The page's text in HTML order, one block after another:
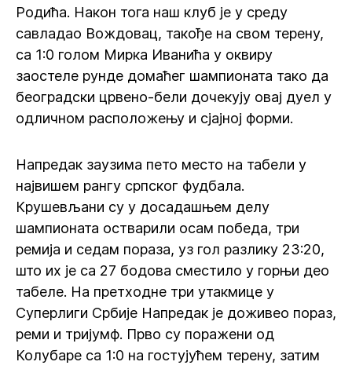
Родића. Након тога наш клуб је у среду
савладао Вождовац, такође на свом терену,
са 1:0 голом Мирка Иванића у оквиру
заостеле рунде домаћег шампионата тако да
београдски црвено-бели дочекују овај дуел у
одличном расположењу и сјајној форми.
Напредак заузима пето место на табели у
највишем рангу српског фудбала.
Крушевљани су у досадашњем делу
шампионата остварили осам победа, три
ремија и седам пораза, уз гол разлику 23:20,
што их је са 27 бодова сместило у горњи део
табеле. На претходне три утакмице у
Суперлиги Србије Напредак је доживео пораз,
реми и тријумф. Прво су поражени од
Колубаре са 1:0 на гостујућем терену, затим